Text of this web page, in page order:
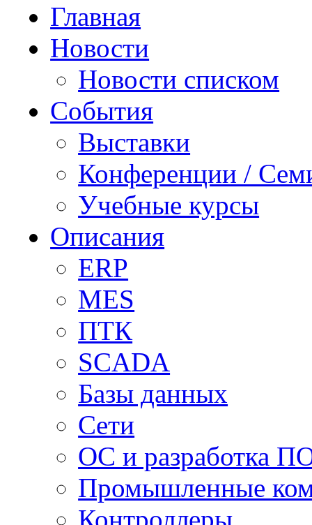
Главная
Новости
Новости списком
События
Выставки
Конференции /
Учебные курсы
Описания
ERP
MES
ПТК
SCADA
Базы данных
Сети
ОС и разработка
Промышленные
Контроллеры